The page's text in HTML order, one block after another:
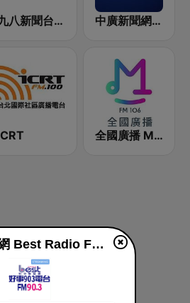
九八新聞台 News98 FM 98.1 中廣新聞網 BCC News Radio
全國廣播 MRadio
好事聯播網 Best Radio FM90.3